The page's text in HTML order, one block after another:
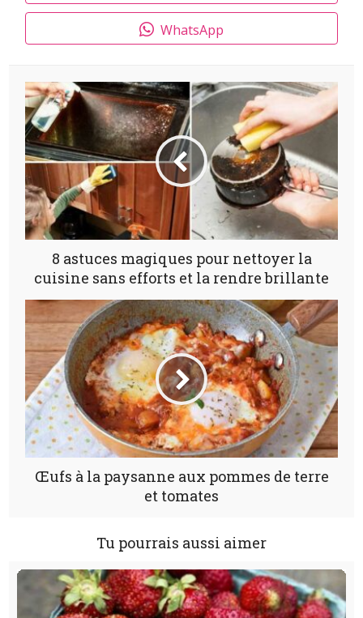
WhatsApp
8 astuces magiques pour nettoyer la
cuisine sans efforts et la rendre brillante
Œufs à la paysanne aux pommes de terre
et tomates
Tu pourrais aussi aimer